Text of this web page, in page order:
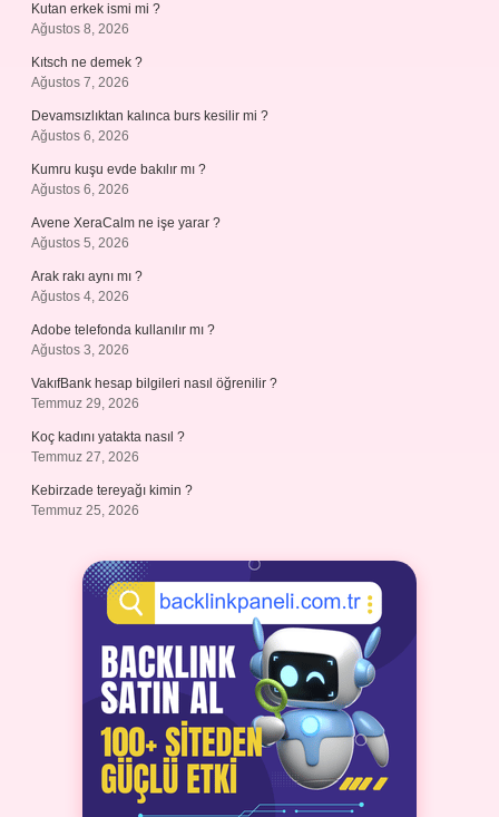
Kutan erkek ismi mi ?
Ağustos 8, 2026
Kıtsch ne demek ?
Ağustos 7, 2026
Devamsızlıktan kalınca burs kesilir mi ?
Ağustos 6, 2026
Kumru kuşu evde bakılır mı ?
Ağustos 6, 2026
Avene XeraCalm ne işe yarar ?
Ağustos 5, 2026
Arak rakı aynı mı ?
Ağustos 4, 2026
Adobe telefonda kullanılır mı ?
Ağustos 3, 2026
VakıfBank hesap bilgileri nasıl öğrenilir ?
Temmuz 29, 2026
Koç kadını yatakta nasıl ?
Temmuz 27, 2026
Kebirzade tereyağı kimin ?
Temmuz 25, 2026